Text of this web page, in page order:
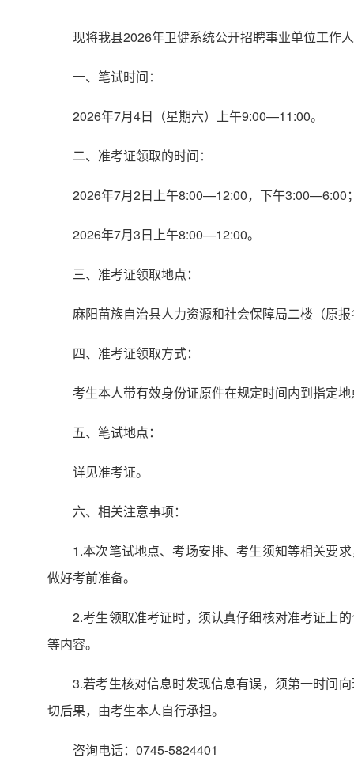
现将我县2026年卫健系统公开招聘事业单位工作
一、笔试时间：
2026年7月4日（星期六）上午9:00—11:00。
二、准考证领取的时间：
2026年7月2日上午8:00—12:00，下午3:00—6:00
2026年7月3日上午8:00—12:00。
三、准考证领取地点：
麻阳苗族自治县人力资源和社会保障局二楼（原
四、准考证领取方式：
考生本人带有效身份证原件在规定时间内到指定
五、笔试地点：
详见准考证。
六、相关注意事项：
1.本次笔试地点、考场安排、考生须知等相关要
做好考前准备。
2.考生领取准考证时，须认真仔细核对准考证上
等内容。
3.若考生核对信息时发现信息有误，须第一时间
切后果，由考生本人自行承担。
咨询电话：0745-5824401